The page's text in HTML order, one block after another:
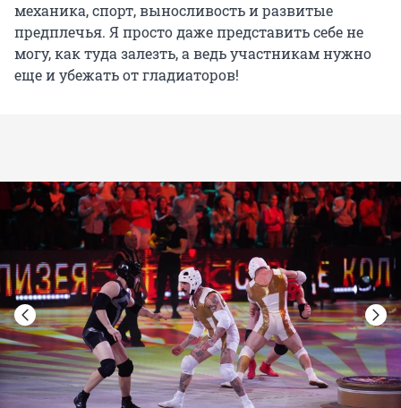
механика, спорт, выносливость и развитые
предплечья. Я просто даже представить себе не
могу, как туда залезть, а ведь участникам нужно
еще и убежать от гладиаторов!